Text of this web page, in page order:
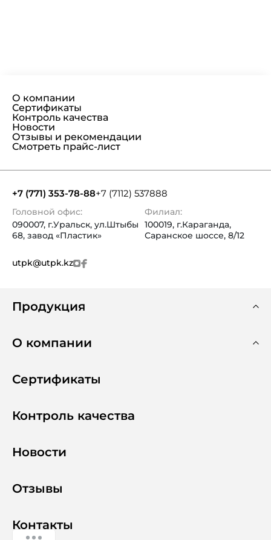
О компании
Сертификаты
Контроль качества
Новости
Отзывы и рекомендации
Смотреть прайс-лист
+7 (771) 353-78-88+7 (7112) 537888
Головной офис:
090007, г.Уральск, ул.Штыбы
68, завод «Пластик»
Филиал:
100019, г.Караганда,
Саранское шоссе, 8/12
utpk@utpk.kz
Продукция
О компании
Сертификаты
Контроль качества
Новости
Отзывы
Контакты